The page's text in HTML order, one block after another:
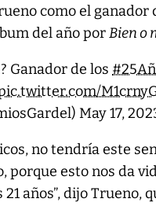
como el ganador
del año porBien o
Ganador de los
May 17,
no tendría este
esto nos da
años”, dijo Trueno,